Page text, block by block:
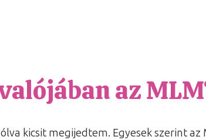
az
kicsit megijedtem. Egyesek szerint az